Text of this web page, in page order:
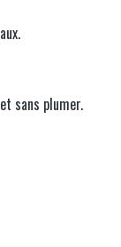
sans plumer.